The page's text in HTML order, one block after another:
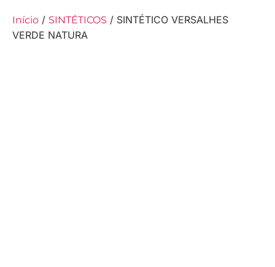
Início / SINTÉTICOS / SINTÉTICO VERSALHES
VERDE NATURA